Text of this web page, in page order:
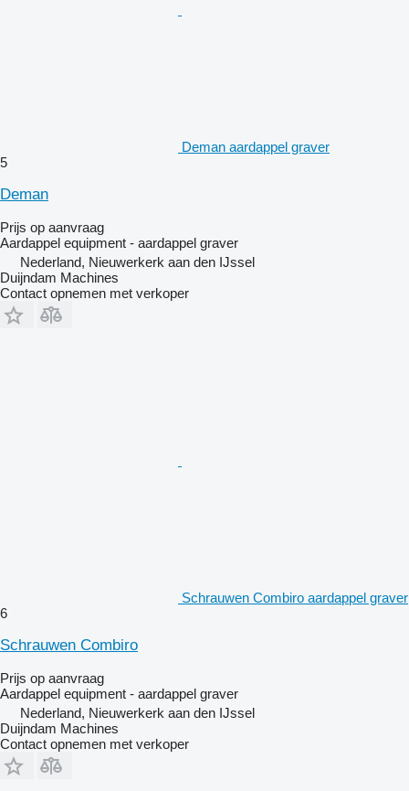
Deman aardappel graver
5
Deman
Prijs op aanvraag
Aardappel equipment - aardappel graver
Nederland, Nieuwerkerk aan den IJssel
Duijndam Machines
Contact opnemen met verkoper
Schrauwen Combiro aardappel graver
6
Schrauwen Combiro
Prijs op aanvraag
Aardappel equipment - aardappel graver
Nederland, Nieuwerkerk aan den IJssel
Duijndam Machines
Contact opnemen met verkoper